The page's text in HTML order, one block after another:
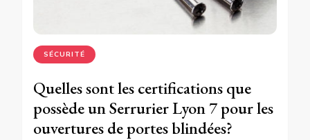
SÉCURITÉ
Quelles sont les certifications que
possède un Serrurier Lyon 7 pour les
ouvertures de portes blindées?